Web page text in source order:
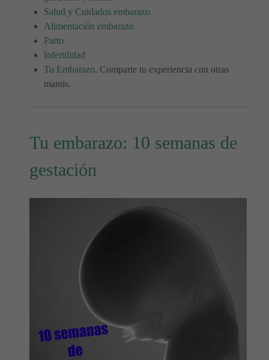
Salud y Cuidados embarazo
Alimentación embarazo
Parto
Infertilidad
Tu Embarazo. Comparte tu experiencia con otras
mamis.
Tu embarazo: 10 semanas de
gestación